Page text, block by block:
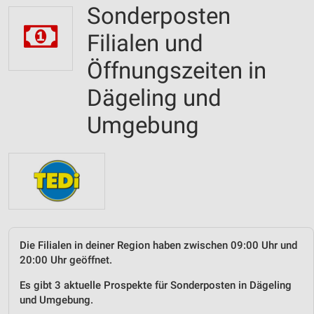
Sonderposten
Filialen und
Öffnungszeiten in
Dägeling und
Umgebung
Die Filialen in deiner Region haben zwischen 09:00 Uhr und
20:00 Uhr geöffnet.
Es gibt 3 aktuelle Prospekte für Sonderposten in Dägeling
und Umgebung.